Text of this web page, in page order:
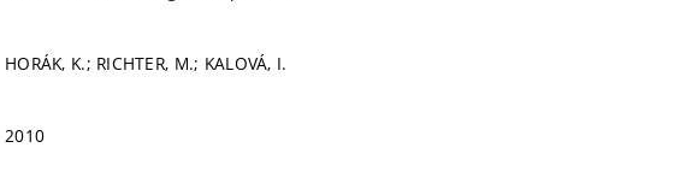
HORÁK, K.; RICHTER, M.; KALOVÁ, I.
2010